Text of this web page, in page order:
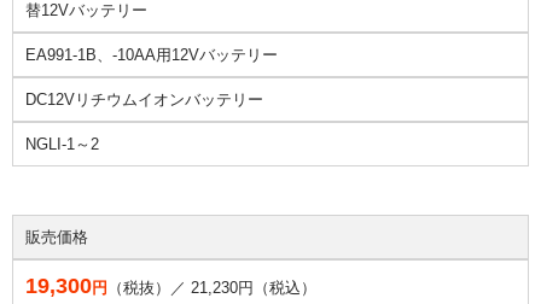
替12Vバッテリー
EA991-1B、-10AA用12Vバッテリー
DC12Vリチウムイオンバッテリー
NGLI-1～2
販売価格
19,300円 （税抜）／ 21,230円（税込）